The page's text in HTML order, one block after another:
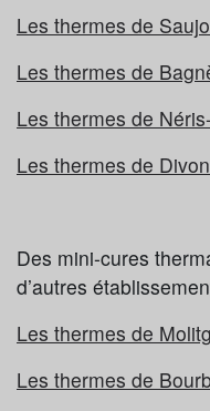
Les thermes de
Les thermes de
Les thermes de
Les thermes de
Des mini-cures
d’autres
Les thermes de
Les thermes de